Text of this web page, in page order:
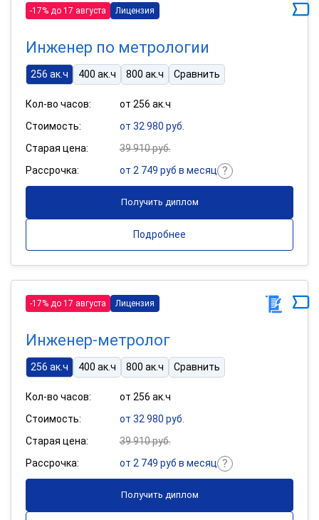
-17% до 17 августа Лицензия
Инженер по метрологии
256 ак.ч 400 ак.ч 800 ак.ч Сравнить
Кол-во часов:
от 256 ак.ч
Стоимость:
от 32 980 руб.
Старая цена:
39 910 руб.
Рассрочка:
от 2 749 руб в месяц
Получить диплом
Подробнее
-17% до 17 августа Лицензия
Инженер-метролог
256 ак.ч 400 ак.ч 800 ак.ч Сравнить
Кол-во часов:
от 256 ак.ч
Стоимость:
от 32 980 руб.
Старая цена:
39 910 руб.
Рассрочка:
от 2 749 руб в месяц
Получить диплом